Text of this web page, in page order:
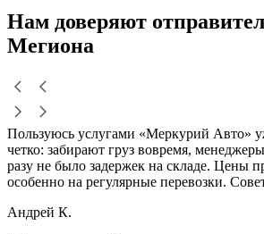
Нам доверяют
Мегиона
Пользуюсь услугами «Меркурий Авто»
четко: забирают груз вовремя,
разу не было задержек на складе. Цены
особенно на регулярные перевозки.
Андрей К.